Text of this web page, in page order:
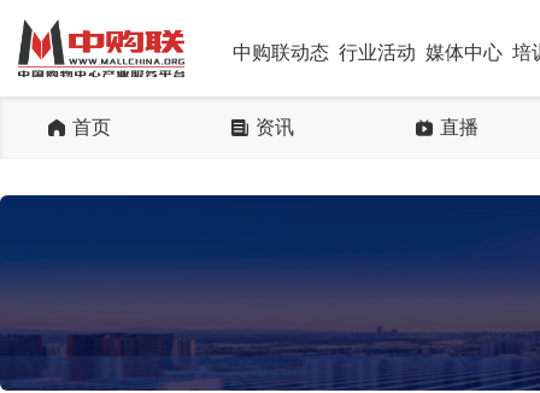
中购联动态 行业活动 媒体中心 培
首页 资讯 直播